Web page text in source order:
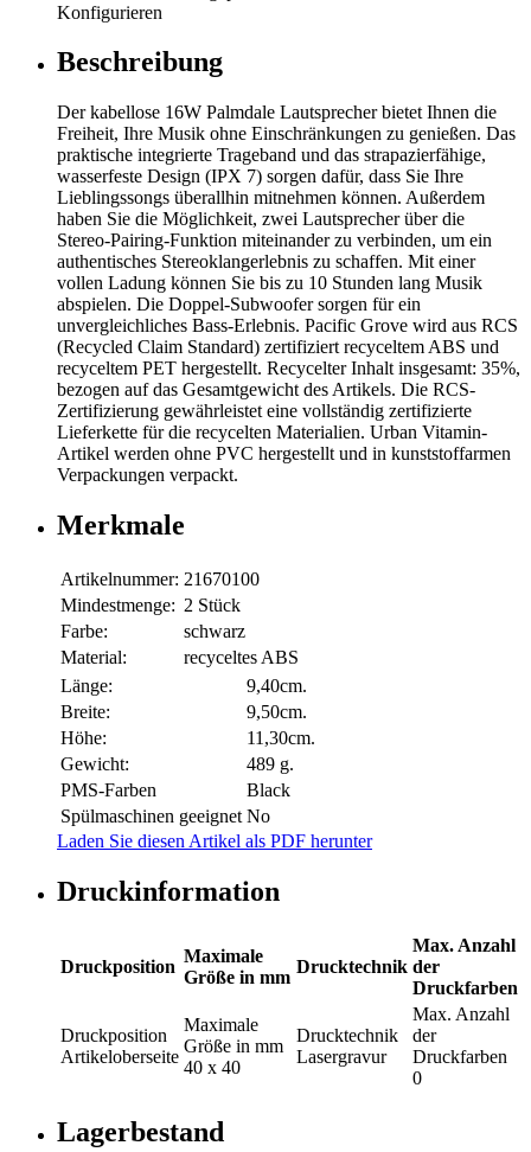
Konfigurieren
Beschreibung
Der kabellose 16W Palmdale Lautsprecher bietet Ihnen die
Freiheit, Ihre Musik ohne Einschränkungen zu genießen. Das
praktische integrierte Trageband und das strapazierfähige,
wasserfeste Design (IPX 7) sorgen dafür, dass Sie Ihre
Lieblingssongs überallhin mitnehmen können. Außerdem
haben Sie die Möglichkeit, zwei Lautsprecher über die
Stereo-Pairing-Funktion miteinander zu verbinden, um ein
authentisches Stereoklangerlebnis zu schaffen. Mit einer
vollen Ladung können Sie bis zu 10 Stunden lang Musik
abspielen. Die Doppel-Subwoofer sorgen für ein
unvergleichliches Bass-Erlebnis. Pacific Grove wird aus RCS
(Recycled Claim Standard) zertifiziert recyceltem ABS und
recyceltem PET hergestellt. Recycelter Inhalt insgesamt: 35%,
bezogen auf das Gesamtgewicht des Artikels. Die RCS-
Zertifizierung gewährleistet eine vollständig zertifizierte
Lieferkette für die recycelten Materialien. Urban Vitamin-
Artikel werden ohne PVC hergestellt und in kunststoffarmen
Verpackungen verpackt.
Merkmale
Artikelnummer: 21670100
Mindestmenge: 2 Stück
Farbe:
schwarz
Material:
recyceltes ABS
Länge:
9,40cm.
Breite:
9,50cm.
Höhe:
11,30cm.
Gewicht:
489 g.
PMS-Farben
Black
Spülmaschinen geeignet No
Laden Sie diesen Artikel als PDF herunter
Druckinformation
Druckposition
Maximale
Größe in mm
Drucktechnik
Max. Anzahl
der
Druckfarben
Druckposition
Artikeloberseite
Maximale
Größe in mm
40 x 40
Drucktechnik
Lasergravur
Max. Anzahl
der
Druckfarben
0
Lagerbestand